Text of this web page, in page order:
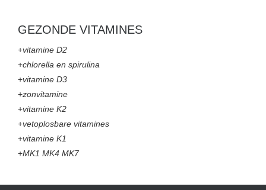
GEZONDE VITAMINES
+vitamine D2
+chlorella en spirulina
+vitamine D3
+zonvitamine
+vitamine K2
+vetoplosbare vitamines
+vitamine K1
+MK1 MK4 MK7